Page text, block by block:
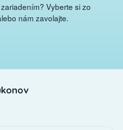
Vyberte si zo
nám zavolajte.